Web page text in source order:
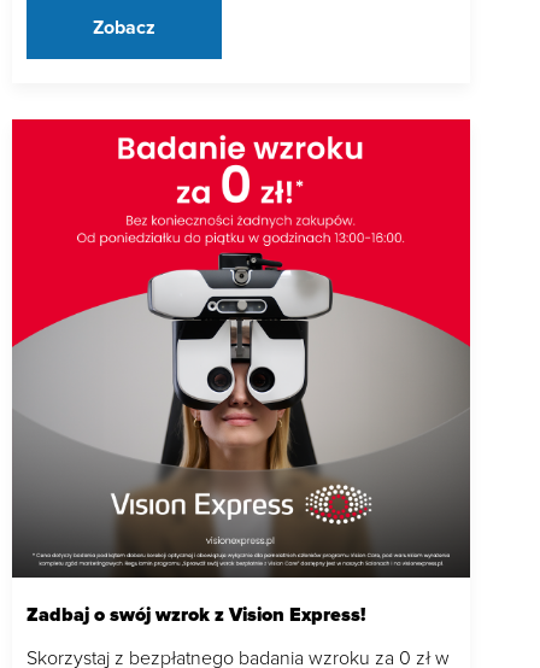
Zobacz
Zadbaj o swój wzrok z Vision Express!
Skorzystaj z bezpłatnego badania wzroku za 0 zł w